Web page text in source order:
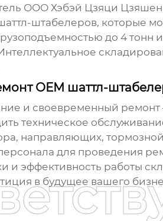
ООО Хэбэй Цзяци
штабелеров, которые
до 4
ОЕМ шаттл-
и своевременный
техническое
направляющих,
для проведения
и эффективность работы
в будущее вашего